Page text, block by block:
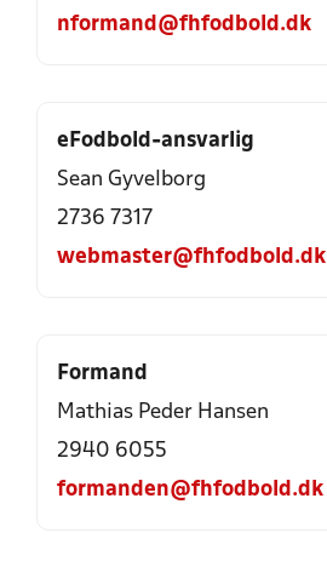
nformand@fhfodbold.dk
eFodbold-ansvarlig
Sean Gyvelborg
2736 7317
webmaster@fhfodbold.dk
Formand
Mathias Peder Hansen
2940 6055
formanden@fhfodbold.dk